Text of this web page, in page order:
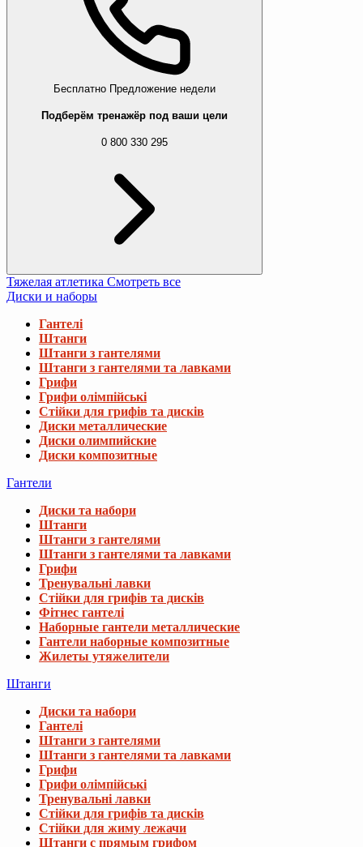
Бесплатно Предложение недели
Подберём тренажёр под ваши цели
0 800 330 295
Тяжелая атлетика Смотреть все
Диски и наборы
Гантелі
Штанги
Штанги з гантелями
Штанги з гантелями та лавками
Грифи
Грифи олімпійські
Стійки для грифів та дисків
Диски металлические
Диски олимпийские
Диски композитные
Гантели
Диски та набори
Штанги
Штанги з гантелями
Штанги з гантелями та лавками
Грифи
Тренувальні лавки
Стійки для грифів та дисків
Фітнес гантелі
Наборные гантели металлические
Гантели наборные композитные
Жилеты утяжелители
Штанги
Диски та набори
Гантелі
Штанги з гантелями
Штанги з гантелями та лавками
Грифи
Грифи олімпійські
Тренувальні лавки
Стійки для грифів та дисків
Стійки для жиму лежачи
Штанги с прямым грифом